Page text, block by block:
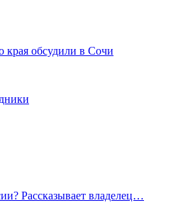
края обсудили в Сочи
Рассказывает владелец…